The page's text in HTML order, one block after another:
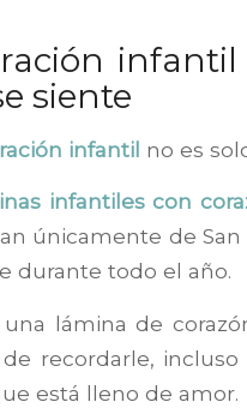
siente
infantil no es
infantiles con
únicamente de
durante todo el año.
una lámina de
recordarle,
está lleno de amor.